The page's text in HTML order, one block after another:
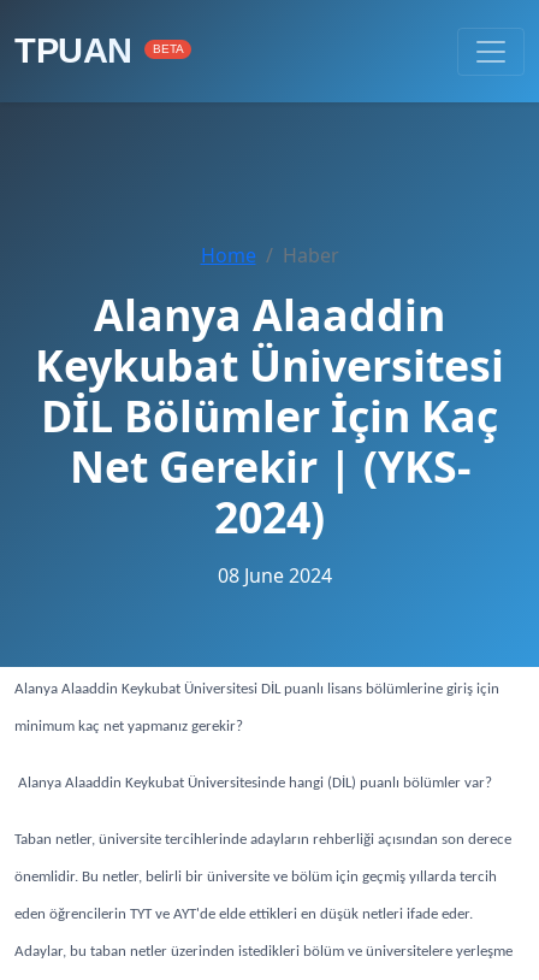
TPUAN BETA
Home Haber
Alanya Alaaddin
Keykubat Üniversitesi
DİL Bölümler İçin Kaç
Net Gerekir | (YKS-
2024)
08 June 2024
Alanya Alaaddin Keykubat Üniversitesi DİL puanlı lisans bölümlerine giriş için
minimum kaç net yapmanız gerekir?
Alanya Alaaddin Keykubat Üniversitesinde hangi (DİL) puanlı bölümler var?
Taban netler, üniversite tercihlerinde adayların rehberliği açısından son derece
önemlidir. Bu netler, belirli bir üniversite ve bölüm için geçmiş yıllarda tercih
eden öğrencilerin TYT ve AYT'de elde ettikleri en düşük netleri ifade eder.
Adaylar, bu taban netler üzerinden istedikleri bölüm ve üniversitelere yerleşme